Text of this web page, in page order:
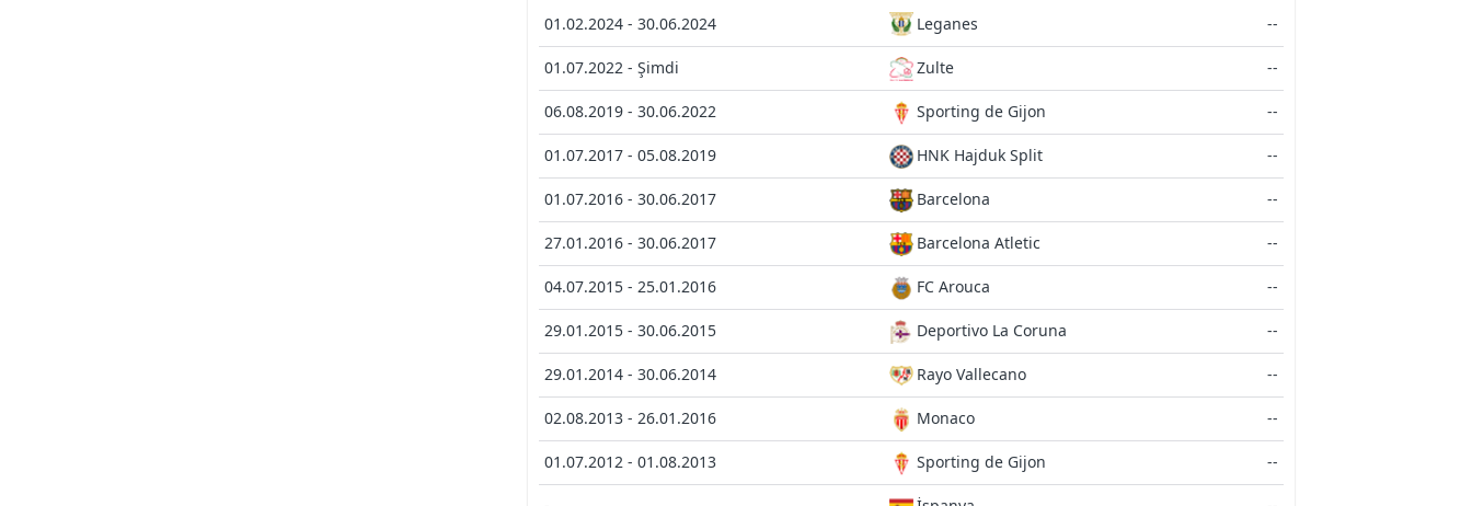
01.02.2024 - 30.06.2024 Leganes --
01.07.2022 - Şimdi Zulte --
06.08.2019 - 30.06.2022 Sporting de Gijon --
01.07.2017 - 05.08.2019 HNK Hajduk Split --
01.07.2016 - 30.06.2017 Barcelona --
27.01.2016 - 30.06.2017 Barcelona Atletic --
04.07.2015 - 25.01.2016 FC Arouca --
29.01.2015 - 30.06.2015 Deportivo La Coruna --
29.01.2014 - 30.06.2014 Rayo Vallecano --
02.08.2013 - 26.01.2016 Monaco --
01.07.2012 - 01.08.2013 Sporting de Gijon --